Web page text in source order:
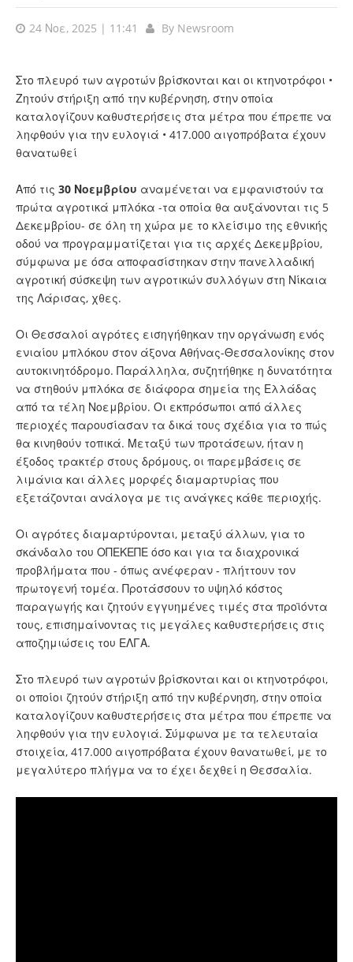
24 Νοε, 2025 | 11:41 By Newsroom
Στο πλευρό των αγροτών βρίσκονται και οι κτηνοτρόφοι •
Ζητούν στήριξη από την κυβέρνηση, στην οποία
καταλογίζουν καθυστερήσεις στα μέτρα που έπρεπε να
ληφθούν για την ευλογιά • 417.000 αιγοπρόβατα έχουν
θανατωθεί
Από τις 30 Νοεμβρίου αναμένεται να εμφανιστούν τα
πρώτα αγροτικά μπλόκα -τα οποία θα αυξάνονται τις 5
Δεκεμβρίου- σε όλη τη χώρα με το κλείσιμο της εθνικής
οδού να προγραμματίζεται για τις αρχές Δεκεμβρίου,
σύμφωνα με όσα αποφασίστηκαν στην πανελλαδική
αγροτική σύσκεψη των αγροτικών συλλόγων στη Νίκαια
της Λάρισας, χθες.
Οι Θεσσαλοί αγρότες εισηγήθηκαν την οργάνωση ενός
ενιαίου μπλόκου στον άξονα Αθήνας-Θεσσαλονίκης στον
αυτοκινητόδρομο. Παράλληλα, συζητήθηκε η δυνατότητα
να στηθούν μπλόκα σε διάφορα σημεία της Ελλάδας
από τα τέλη Νοεμβρίου. Οι εκπρόσωποι από άλλες
περιοχές παρουσίασαν τα δικά τους σχέδια για το πώς
θα κινηθούν τοπικά. Μεταξύ των προτάσεων, ήταν η
έξοδος τρακτέρ στους δρόμους, οι παρεμβάσεις σε
λιμάνια και άλλες μορφές διαμαρτυρίας που
εξετάζονται ανάλογα με τις ανάγκες κάθε περιοχής.
Οι αγρότες διαμαρτύρονται, μεταξύ άλλων, για το
σκάνδαλο του ΟΠΕΚΕΠΕ όσο και για τα διαχρονικά
προβλήματα που - όπως ανέφεραν - πλήττουν τον
πρωτογενή τομέα. Προτάσσουν το υψηλό κόστος
παραγωγής και ζητούν εγγυημένες τιμές στα προϊόντα
τους, επισημαίνοντας τις μεγάλες καθυστερήσεις στις
αποζημιώσεις του ΕΛΓΑ.
Στο πλευρό των αγροτών βρίσκονται και οι κτηνοτρόφοι,
οι οποίοι ζητούν στήριξη από την κυβέρνηση, στην οποία
καταλογίζουν καθυστερήσεις στα μέτρα που έπρεπε να
ληφθούν για την ευλογιά. Σύμφωνα με τα τελευταία
στοιχεία, 417.000 αιγοπρόβατα έχουν θανατωθεί, με το
μεγαλύτερο πλήγμα να το έχει δεχθεί η Θεσσαλία.